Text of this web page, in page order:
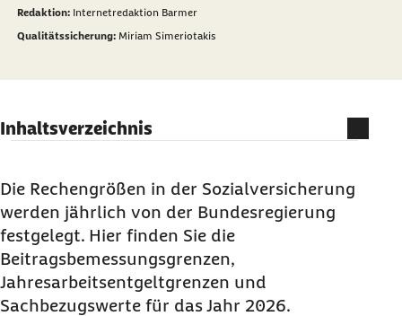
Redaktion: Internetredaktion Barmer
Qualitätssicherung: Miriam Simeriotakis
Inhaltsverzeichnis
Versicherungspflichtgrenzen
Bezugsgrößen
Sachbezugswerte
Geringfügigkeitsgrenze
Mindestlohn
Die Rechengrößen in der Sozialversicherung
werden jährlich von der Bundesregierung
festgelegt. Hier finden Sie die
Beitragsbemessungsgrenzen,
Jahresarbeitsentgeltgrenzen und
Sachbezugswerte für das Jahr 2026.